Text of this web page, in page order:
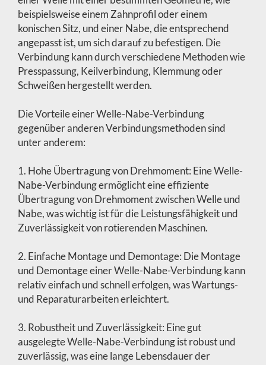
beispielsweise einem Zahnprofil oder einem
konischen Sitz, und einer Nabe, die entsprechend
angepasst ist, um sich darauf zu befestigen. Die
Verbindung kann durch verschiedene Methoden wie
Presspassung, Keilverbindung, Klemmung oder
Schweißen hergestellt werden.
Die Vorteile einer Welle-Nabe-Verbindung
gegenüber anderen Verbindungsmethoden sind
unter anderem:
1. Hohe Übertragung von Drehmoment: Eine Welle-
Nabe-Verbindung ermöglicht eine effiziente
Übertragung von Drehmoment zwischen Welle und
Nabe, was wichtig ist für die Leistungsfähigkeit und
Zuverlässigkeit von rotierenden Maschinen.
2. Einfache Montage und Demontage: Die Montage
und Demontage einer Welle-Nabe-Verbindung kann
relativ einfach und schnell erfolgen, was Wartungs-
und Reparaturarbeiten erleichtert.
3. Robustheit und Zuverlässigkeit: Eine gut
ausgelegte Welle-Nabe-Verbindung ist robust und
zuverlässig, was eine lange Lebensdauer der